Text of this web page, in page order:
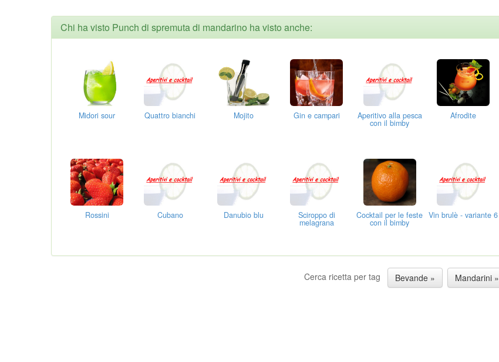
Chi ha visto Punch di spremuta di mandarino ha visto anche:
Midori sour Quattro bianchi Mojito Gin e campari Aperitivo alla pesca
con il bimby
Afrodite
Rossini Cubano Danubio blu Sciroppo di
melagrana
Cocktail per le feste
con il bimby
Vin brulè - variante 6
Cerca ricetta per tag Bevande » Mandarini »